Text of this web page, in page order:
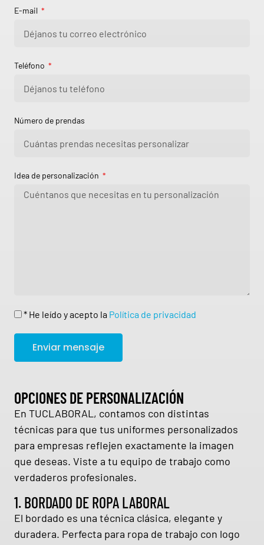
E-mail
Teléfono
Número de prendas
Idea de personalización
* He leído y acepto la Política de privacidad
Enviar mensaje
OPCIONES DE PERSONALIZACIÓN
En TUCLABORAL, contamos con distintas
técnicas para que tus uniformes personalizados
para empresas reflejen exactamente la imagen
que deseas. Viste a tu equipo de trabajo como
verdaderos profesionales.
1. BORDADO DE ROPA LABORAL
El bordado es una técnica clásica, elegante y
duradera. Perfecta para ropa de trabajo con logo